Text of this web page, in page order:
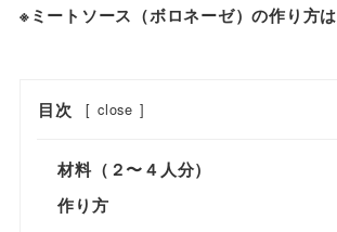
※ミートソース（ボロネーゼ）の作り方は
目次 [ close ]
材料（２〜４人分）
作り方